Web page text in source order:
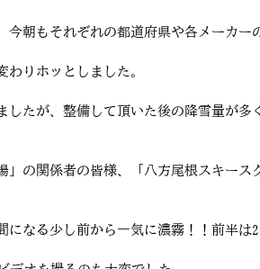
朝もそれぞれの都道府県や各メーカ
りホッとしました。
たが、整備して頂いた後の降雪量が
の関係者の皆様、「八方尾根スキース
なる少し前から一気に濃霧！！前半は